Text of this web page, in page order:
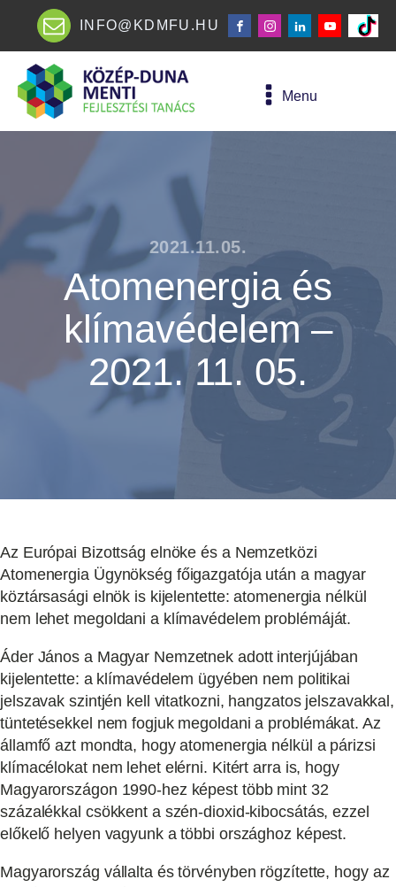
INFO@KDMFU.HU
Menu
2021.11.05.
Atomenergia és
klímavédelem –
2021. 11. 05.
Az Európai Bizottság elnöke és a Nemzetközi
Atomenergia Ügynökség főigazgatója után a magyar
köztársasági elnök is kijelentette: atomenergia nélkül
nem lehet megoldani a klímavédelem problémáját.
Áder János a Magyar Nemzetnek adott interjújában
kijelentette: a klímavédelem ügyében nem politikai
jelszavak szintjén kell vitatkozni, hangzatos jelszavakkal,
tüntetésekkel nem fogjuk megoldani a problémákat. Az
államfő azt mondta, hogy atomenergia nélkül a párizsi
klímacélokat nem lehet elérni. Kitért arra is, hogy
Magyarországon 1990-hez képest több mint 32
százalékkal csökkent a szén-dioxid-kibocsátás, ezzel
előkelő helyen vagyunk a többi országhoz képest.
Magyarország vállalta és törvényben rögzítette, hogy az